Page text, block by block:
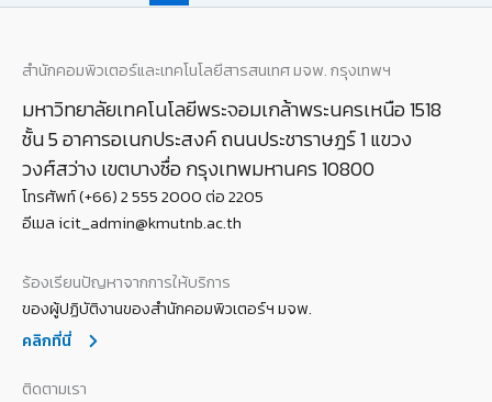
สำนักคอมพิวเตอร์และเทคโนโลยีสารสนเทศ มจพ. กรุงเทพฯ
มหาวิทยาลัยเทคโนโลยีพระจอมเกล้าพระนครเหนือ 1518
ชั้น 5 อาคารอเนกประสงค์ ถนนประชาราษฎร์ 1 แขวง
วงศ์สว่าง เขตบางซื่อ กรุงเทพมหานคร 10800
โทรศัพท์ (+66) 2 555 2000 ต่อ 2205
อีเมล icit_admin@kmutnb.ac.th
ร้องเรียนปัญหาจากการให้บริการ
ของผู้ปฏิบัติงานของสำนักคอมพิวเตอร์ฯ มจพ.
คลิกที่นี่
ติดตามเรา